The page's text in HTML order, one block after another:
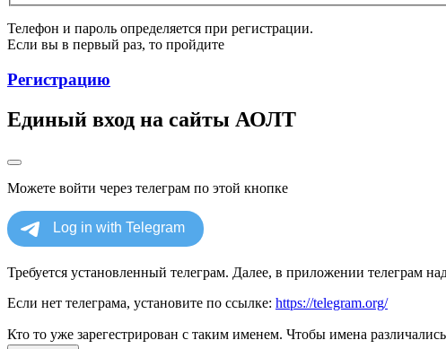
Телефон и пароль определяется при регистрации.
Если вы в первый раз, то пройдите
Регистрацию
Единый вход на сайты АОЛТ
Можете войти через телеграм по этой кнопке
Требуется установленный телеграм. Далее, в приложении телеграм
Если нет телеграма, установите по ссылке: https://telegram.org/
Кто то уже зарегестрирован с таким именем. Чтобы имена